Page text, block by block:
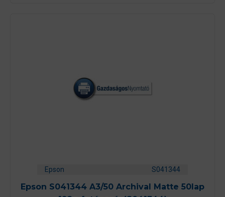
Epson S041344
Epson S041344 A3/50 Archival Matte 50lap